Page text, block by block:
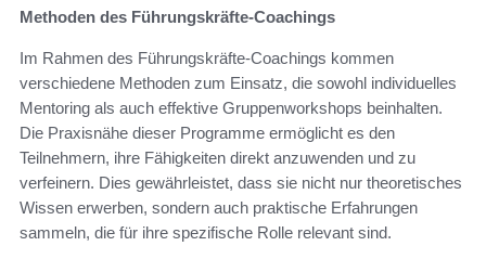
Methoden des Führungskräfte-Coachings
Im Rahmen des Führungskräfte-Coachings kommen
verschiedene Methoden zum Einsatz, die sowohl individuelles
Mentoring als auch effektive Gruppenworkshops beinhalten.
Die Praxisnähe dieser Programme ermöglicht es den
Teilnehmern, ihre Fähigkeiten direkt anzuwenden und zu
verfeinern. Dies gewährleistet, dass sie nicht nur theoretisches
Wissen erwerben, sondern auch praktische Erfahrungen
sammeln, die für ihre spezifische Rolle relevant sind.